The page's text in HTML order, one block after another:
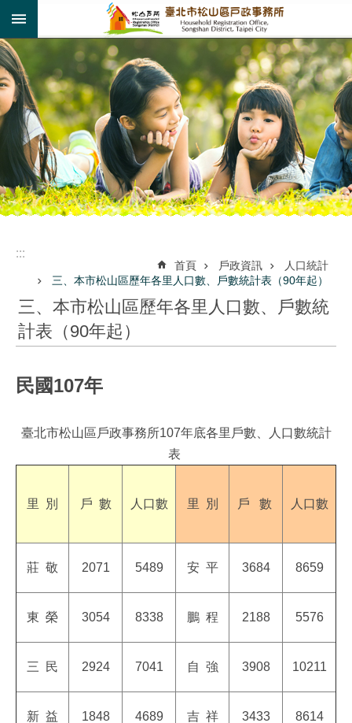
跳到主要內容區塊
:::
:::
首頁 戶政資訊
人口統計
三、本市松山區歷年各里人口數、戶數統計表（90年起）
三、本市松山區歷年各里人口數、戶數統
計表（90年起）
民國107年
臺北市松山區戶政事務所107年底各里戶數、人口數統計
表
里 別 戶 數 人口數 里 別 戶 數 人口數
莊 敬 2071 5489 安 平 3684 8659
東 榮 3054 8338 鵬 程 2188 5576
三 民 2924 7041 自 強 3908 10211
新 益 1848 4689 吉 祥 3433 8614